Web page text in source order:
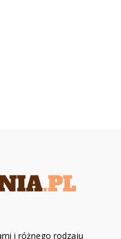
i różnego rodzaju